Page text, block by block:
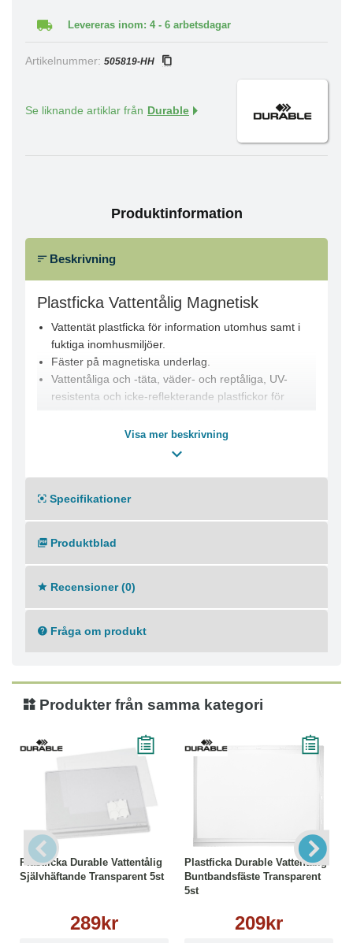
Levereras inom: 4 - 6 arbetsdagar
Artikelnummer: 505819-HH
Se liknande artiklar från Durable
Produktinformation
Beskrivning
Plastficka Vattentålig Magnetisk
Vattentät plastficka för information utomhus samt i
fuktiga inomhusmiljöer.
Fäster på magnetiska underlag.
Vattentåliga och -täta, väder- och reptåliga, UV-
resistenta och icke-reflekterande plastfickor för
fuktighet, stänk och smuts t ex poolområden,
bastuanläggningar, gör-det-själv-hallar och
Skylten/informationen kan göras med hjälp av mallar
som finns i gratisprogrammet duraprint.
5 st i en påse.
Visa mer beskrivning
Specifikationer
Produktblad
Recensioner (0)
Fråga om produkt
Produkter från samma kategori
Plastficka Durable Vattentålig
Självhäftande Transparent 5st
289kr
Plastficka Durable Vattentålig
Buntbandsfäste Transparent
5st
209kr